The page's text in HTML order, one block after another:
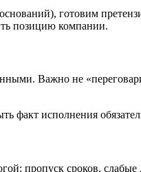
готовим
позицию компании.
Важно не
факт исполнения
пропуск сроков, слабые